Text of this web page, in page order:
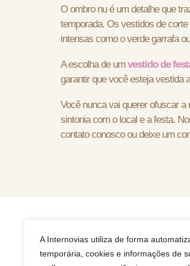
A Internovias utiliza de forma
temporária, cookies e informações de
O ombro nu é um detalhe que
temporada. Os vestidos de
intensas como o verde garrafa
A escolha de um vestido de
garantir que você esteja vestida
Você nunca vai querer ofuscar
sintonia com o local e a festa.
contato conosco ou deixe um